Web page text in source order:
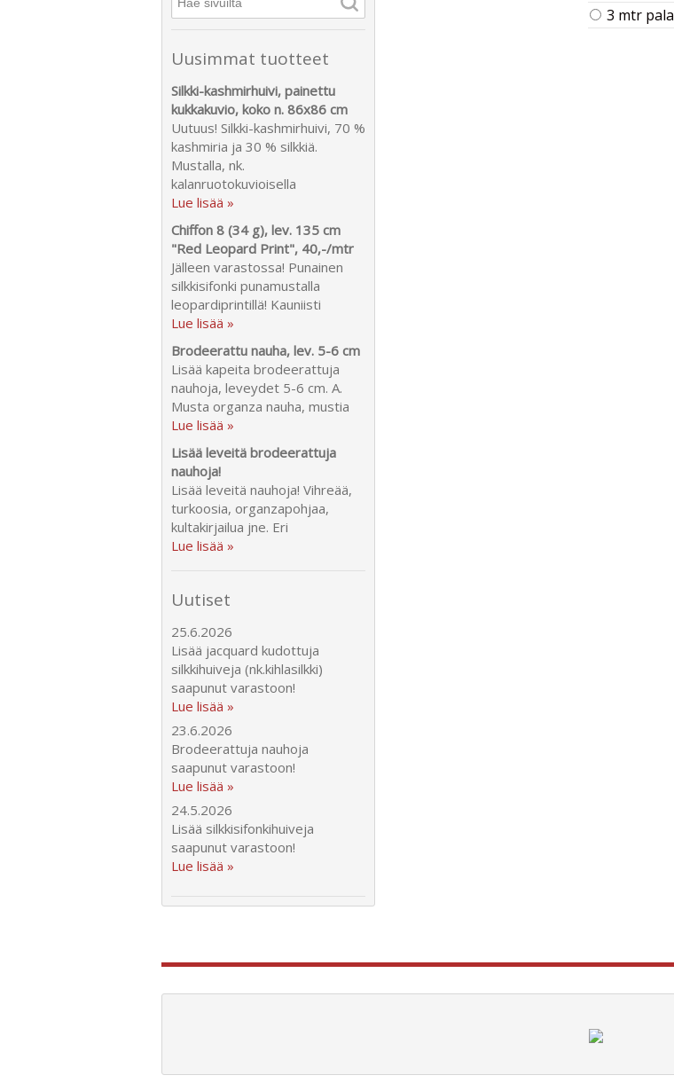
3 mtr pala
Uusimmat tuotteet
Silkki-kashmirhuivi, painettu
kukkakuvio, koko n. 86x86 cm
Uutuus! Silkki-kashmirhuivi, 70 %
kashmiria ja 30 % silkkiä.
Mustalla, nk.
kalanruotokuvioisella
Lue lisää »
Chiffon 8 (34 g), lev. 135 cm
"Red Leopard Print", 40,-/mtr
Jälleen varastossa! Punainen
silkkisifonki punamustalla
leopardiprintillä! Kauniisti
Lue lisää »
Brodeerattu nauha, lev. 5-6 cm
Lisää kapeita brodeerattuja
nauhoja, leveydet 5-6 cm. A.
Musta organza nauha, mustia
Lue lisää »
Lisää leveitä brodeerattuja
nauhoja!
Lisää leveitä nauhoja! Vihreää,
turkoosia, organzapohjaa,
kultakirjailua jne. Eri
Lue lisää »
Uutiset
25.6.2026
Lisää jacquard kudottuja
silkkihuiveja (nk.kihlasilkki)
saapunut varastoon!
Lue lisää »
23.6.2026
Brodeerattuja nauhoja
saapunut varastoon!
Lue lisää »
24.5.2026
Lisää silkkisifonkihuiveja
saapunut varastoon!
Lue lisää »